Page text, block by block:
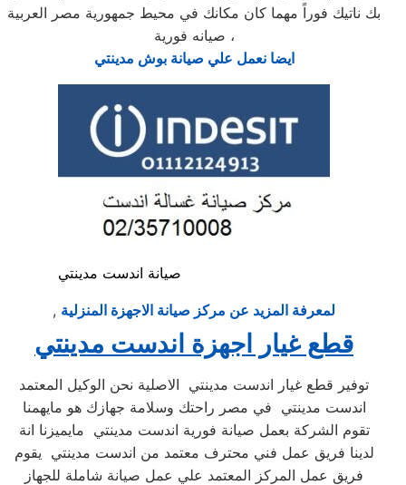
بك ناتيك فوراً مهما كان مكانك في محيط جمهورية مصر العربية
صيانه فورية ،
ايضا نعمل علي صيانة بوش مدينتي
صيانة اندست مدينتي
, لمعرفة المزيد عن مركز صيانة الاجهزة المنزلية
قطع غيار اجهزة اندست مدينتي
توفير قطع غيار اندست مدينتي الاصلية نحن الوكيل المعتمد
اندست مدينتي في مصر راحتك وسلامة جهازك هو مايهمنا
تقوم الشركة بعمل صيانة فورية اندست مدينتي مايميزنا انة
لدينا فريق عمل فني محترف معتمد من اندست مدينتي يقوم
فريق عمل المركز المعتمد علي عمل صيانة شاملة للجهاز